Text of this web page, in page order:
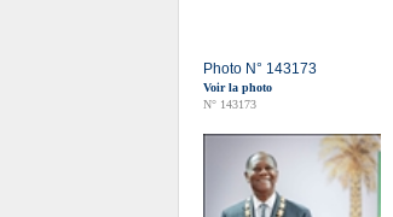
Photo N° 143173
Voir la photo
N° 143173